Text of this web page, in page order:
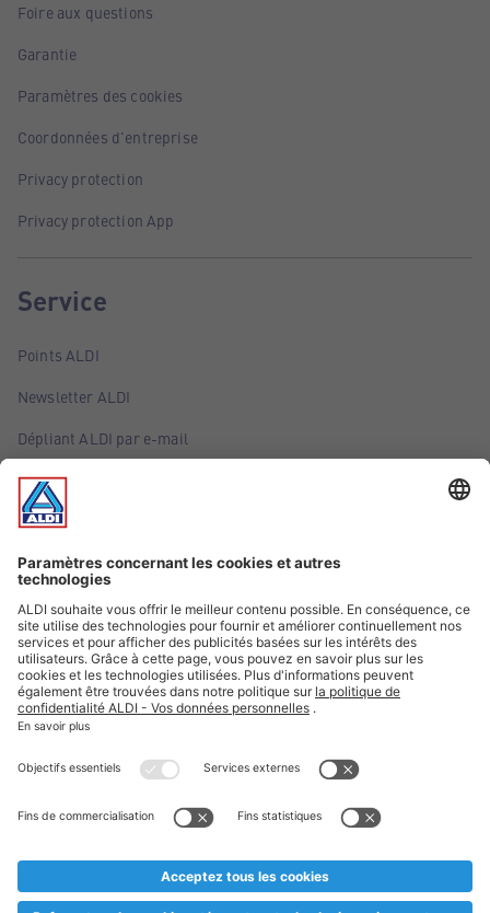
Foire aux questions
Garantie
Paramètres des cookies
Coordonnées d'entreprise
Privacy protection
Privacy protection App
Service
Points ALDI
Newsletter ALDI
Dépliant ALDI par e-mail
Offres
Infos essentielles
Suivez ALDI Belgique
Textes marqués d'un astérisque et mentions légales
* Nous vendons ces articles temporairement et jusqu'à
au cas où, malgré le planning bien étudié, nous serions
prématurément en rupture de stock. Prix Recupel et TVA incl.
** Sur ce site, l’utilisation de la forme masculine a été adoptée